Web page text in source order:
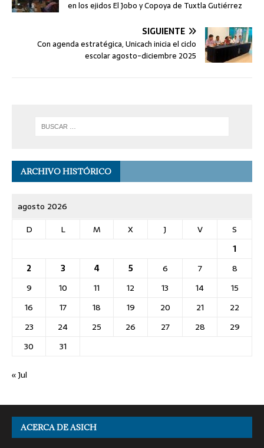
en los ejidos El Jobo y Copoya de Tuxtla Gutiérrez
SIGUIENTE
Con agenda estratégica, Unicach inicia el ciclo
escolar agosto-diciembre 2025
ARCHIVO HISTÓRICO
agosto 2026
D
L M X J V
S
1
2
3 4 5 6 7
8
9
10 11 12 13 14
15
16
17 18 19 20 21
22
23
24 25 26 27 28
29
30
31
« Jul
ACERCA DE ASICH